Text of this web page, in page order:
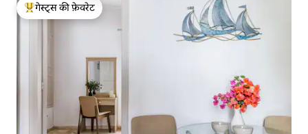
गेस्ट्स का टॉप फ़ेवरेट
गेस्ट्स की फ़ेवरेट